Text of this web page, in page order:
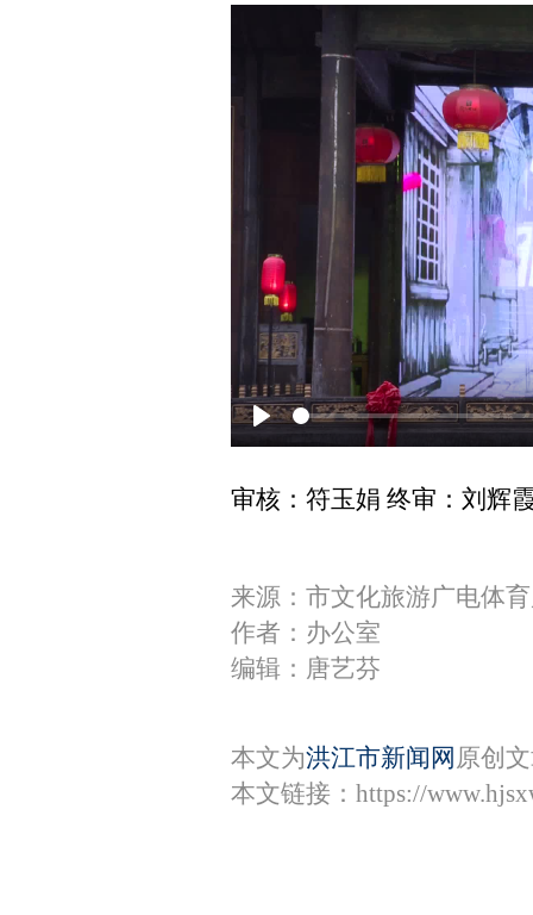
P
l
a
审核：符玉娟 终审：刘辉
来源：市文化旅游广电体
作者：办公室
编辑：唐艺芬
本文为洪江市新闻网 原创
本文链接： https://